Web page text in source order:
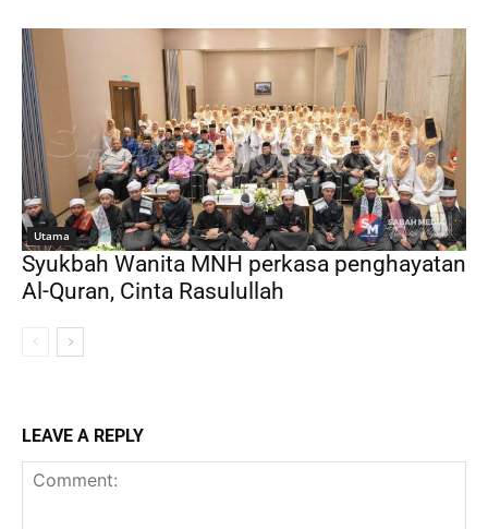
Utama
Syukbah Wanita MNH perkasa penghayatan
Al-Quran, Cinta Rasulullah
LEAVE A REPLY